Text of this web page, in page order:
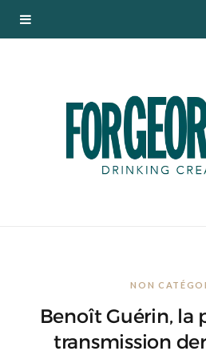
NON
Benoît Guérin, la
transmission